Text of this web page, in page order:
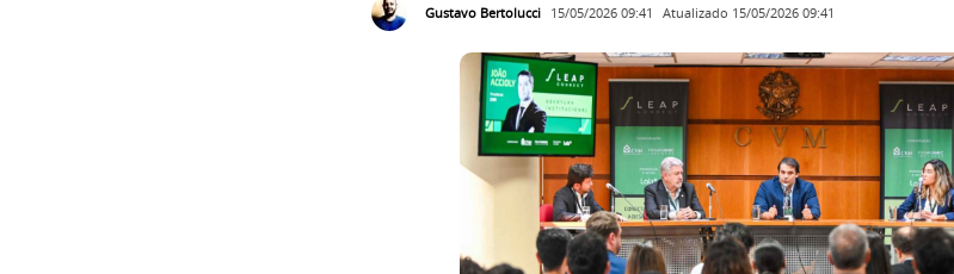
Gustavo Bertolucci 15/05/2026 09:41 Atualizado 15/05/2026 09:41